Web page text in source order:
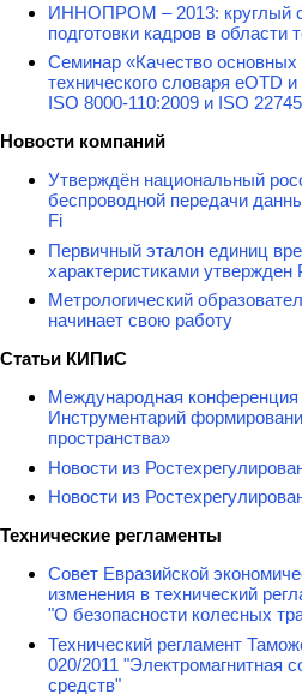
ИННОПРОМ – 2013: круглый
подготовки кадров в области
Семинар «Качество основных
технического словаря eOTD
ISO 8000-110:2009 и ISO
Новости компаний
Утверждён национальный
беспроводной передачи
Fi
Первичный эталон единиц
характеристиками утвержден
Метрологический
начинает свою работу
Статьи КИПиС
Международная конференция
Инструментарий
пространства»
Новости из
Новости из
Технические регламенты
Совет Евразийской
изменения в технический
"О безопасности колесных
Технический регламент
020/2011 "Электромагнитная
средств"